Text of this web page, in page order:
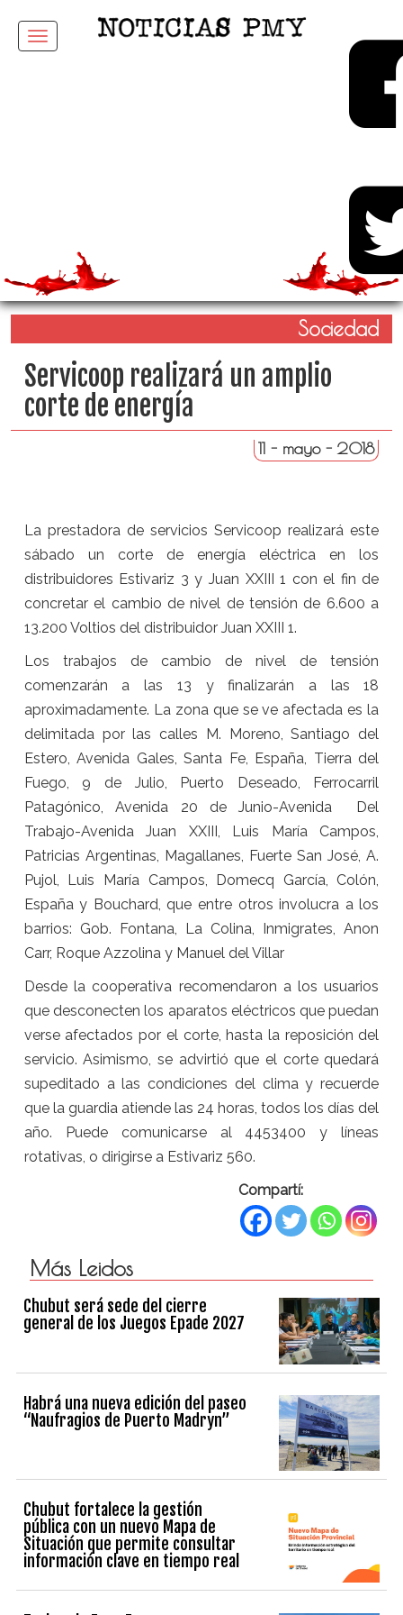
Menu
Sociedad
Servicoop realizará un amplio
corte de energía
11 - mayo - 2018
La prestadora de servicios Servicoop realizará este
sábado un corte de energía eléctrica en los
distribuidores Estivariz 3 y Juan XXIII 1 con el fin de
concretar el cambio de nivel de tensión de 6.600 a
13.200 Voltios del distribuidor Juan XXIII 1.
Los trabajos de cambio de nivel de tensión
comenzarán a las 13 y finalizarán a las 18
aproximadamente. La zona que se ve afectada es la
delimitada por las calles M. Moreno, Santiago del
Estero, Avenida Gales, Santa Fe, España, Tierra del
Fuego, 9 de Julio, Puerto Deseado, Ferrocarril
Patagónico, Avenida 20 de Junio-Avenida Del
Trabajo-Avenida Juan XXIII, Luis María Campos,
Patricias Argentinas, Magallanes, Fuerte San José, A.
Pujol, Luis María Campos, Domecq García, Colón,
España y Bouchard, que entre otros involucra a los
barrios: Gob. Fontana, La Colina, Inmigrates, Anon
Carr, Roque Azzolina y Manuel del Villar
Desde la cooperativa recomendaron a los usuarios
que desconecten los aparatos eléctricos que puedan
verse afectados por el corte, hasta la reposición del
servicio. Asimismo, se advirtió que el corte quedará
supeditado a las condiciones del clima y recuerde
que la guardia atiende las 24 horas, todos los días del
año. Puede comunicarse al 4453400 y líneas
rotativas, o dirigirse a Estivariz 560.
Compartí:
Más Leidos
Chubut será sede del cierre
general de los Juegos Epade 2027
Habrá una nueva edición del paseo
“Naufragios de Puerto Madryn”
Chubut fortalece la gestión
pública con un nuevo Mapa de
Situación que permite consultar
información clave en tiempo real